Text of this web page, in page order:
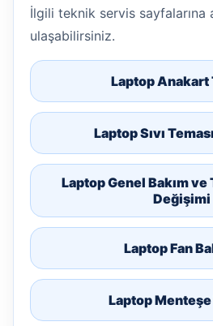
İlgili teknik servis sayfalarına
ulaşabilirsiniz.
Laptop Anakart
Laptop Sıvı
Laptop Genel Bakım
Değişimi
Laptop Fan
Laptop